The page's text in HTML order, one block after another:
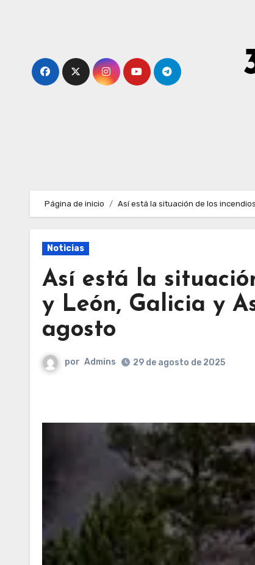
Página de inicio Así está la situación de los
Noticias
Así está la
y León, Galicia y
agosto
por Admins 29 de agosto de 2025